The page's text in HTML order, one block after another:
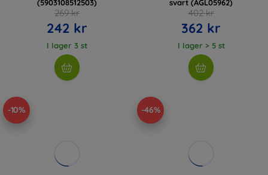
(5903108512503)
269 kr
242 kr
I lager 3 st
svart (AGL05962)
402 kr
362 kr
I lager > 5 st
-10% -46%